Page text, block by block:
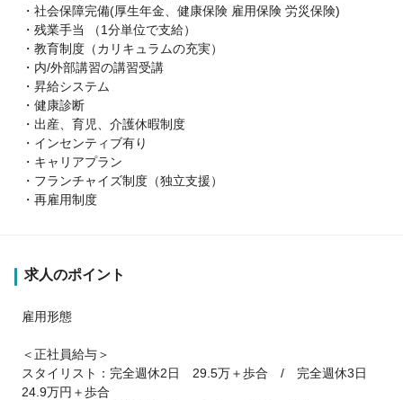
・社会保障完備(厚生年金、健康保険 雇用保険 労災保険)
・残業手当 （1分単位で支給）
・教育制度（カリキュラムの充実）
・内/外部講習の講習受講
・昇給システム
・健康診断
・出産、育児、介護休暇制度
・インセンティブ有り
・キャリアプラン
・フランチャイズ制度（独立支援）
・再雇用制度
求人のポイント
雇用形態
＜正社員給与＞
スタイリスト：完全週休2日 29.5万＋歩合 / 完全週休3日
24.9万円＋歩合